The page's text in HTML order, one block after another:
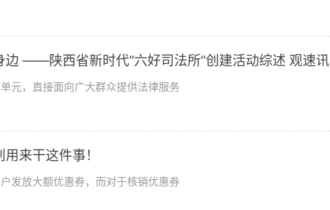
边 ——陕西省新时代“六好司法所”创建活动综述 观速讯
元，直接面向广大群众提供法律服务
来干这件事！
发放大额优惠券，而对于核销优惠券